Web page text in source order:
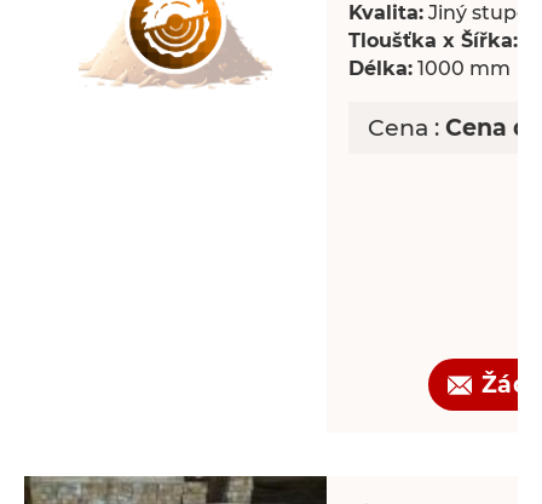
Kvalita: Jiný
Tloušťka x Šířka:
Délka: 1000 mm
Cena : Cena